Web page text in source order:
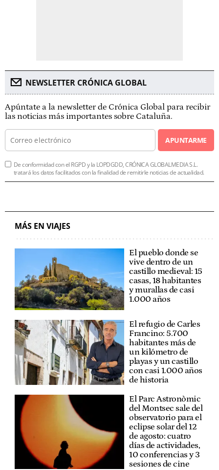
NEWSLETTER CRÓNICA GLOBAL
Apúntate a la newsletter de Crónica Global para recibir
las noticias más importantes sobre Cataluña.
APUNTARME
De conformidad con el RGPD y la LOPDGDD, CRÓNICA GLOBALMEDIA S.L.
tratará los datos facilitados con la finalidad de remitirle noticias de actualidad.
MÁS EN VIAJES
El pueblo donde se
vive dentro de un
castillo medieval: 15
casas, 18 habitantes
y murallas de casi
1.000 años
El refugio de Carles
Francino: 5.700
habitantes más de
un kilómetro de
playas y un castillo
con casi 1.000 años
de historia
El Parc Astronòmic
del Montsec sale del
observatorio para el
eclipse solar del 12
de agosto: cuatro
días de actividades,
10 conferencias y 3
sesiones de cine